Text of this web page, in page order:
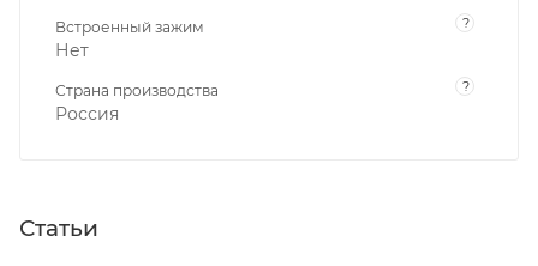
Встроенный зажим ?
Нет
Страна производства ?
Россия
Статьи